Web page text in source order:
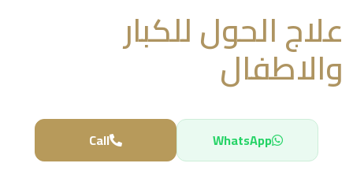
علاج الحول للكبار
والاطفال
WhatsApp
Call